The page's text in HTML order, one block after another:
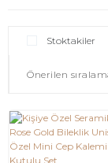
Stoktakiler